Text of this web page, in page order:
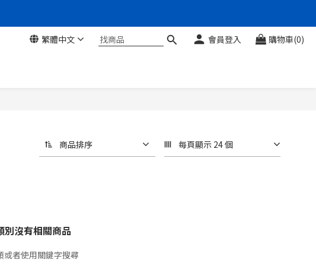
繁體中文 會員登入 購物車(0)
商品排序 每頁顯示 24 個
別沒有相關商品
或者使用關鍵字搜尋